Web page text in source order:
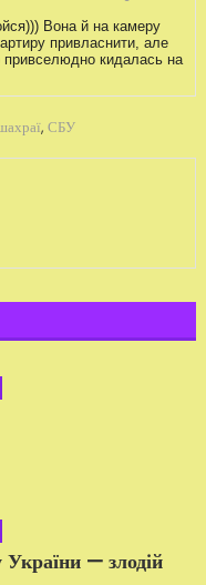
Вона й на камеру
привласнити, але
привселюдно кидалась на
, СБУ
— злодій